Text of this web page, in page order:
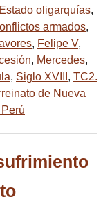
oligarquías,
armados,
, Felipe V,
, Mercedes,
, Siglo XVIII , TC2.
de Nueva